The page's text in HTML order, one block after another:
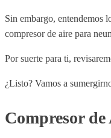
Sin embargo, entendemos
compresor de aire para
Por suerte para ti,
¿Listo? Vamos a
Compresor